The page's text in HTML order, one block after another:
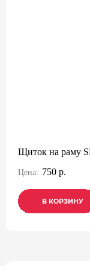
Щиток на раму
Цена: 750 р.
В КОРЗИНУ
В КОРЗИНУ
В КОРЗИНУ